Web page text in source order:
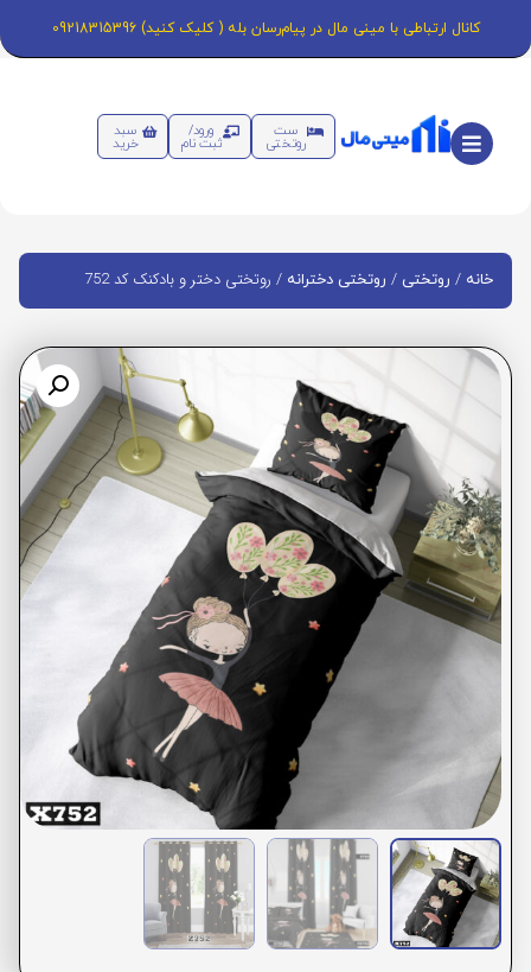
کانال ارتباطی با مینی مال در پیام‌رسان بله ( کلیک کنید) 09218315396
ست
روتختی
ورود/
ثبت نام
سبد
خرید
خانه / روتختی / روتختی دخترانه / روتختی دختر و بادکنک کد 752